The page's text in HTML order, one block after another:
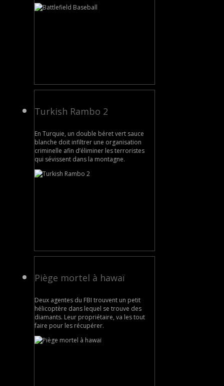
Turkish Rambo 2
En Turquie, un double béret vert sauce
blanche doit infiltrer une organisation
criminelle afin d’éliminer les terroristes
qui sévissent dans la montagne.
Piège mortel à hawaï
Deux agentes du FBI trouvent un petit
hélicoptère dans lequel se trouve des
diamants. Leur propriétaire, va les tout
faire pour les récupérer.